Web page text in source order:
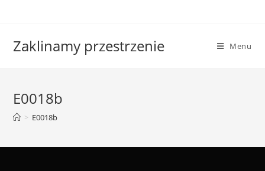
Zaklinamy przestrzenie Menu
E0018b
> E0018b